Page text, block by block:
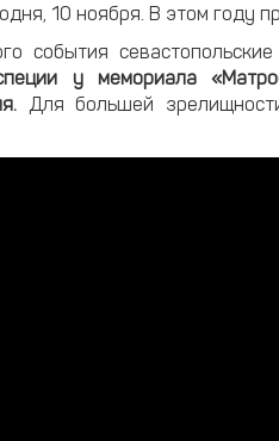
10 ноября. В этом году
события
у мемориала
Для большей